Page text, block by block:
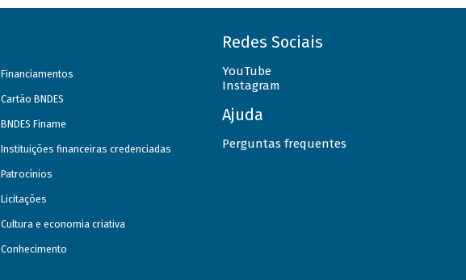
Financiamentos
Cartão BNDES
BNDES Finame
Instituições financeiras credenciadas
Patrocínios
Licitações
Cultura e economia criativa
Conhecimento
Redes Sociais
YouTube
Instagram
Ajuda
Perguntas frequentes